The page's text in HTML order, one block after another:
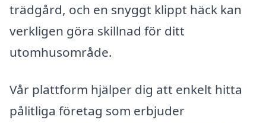
trädgård, och en snyggt klippt häck kan
verkligen göra skillnad för ditt
utomhusområde.
Vår plattform hjälper dig att enkelt hitta
pålitliga företag som erbjuder